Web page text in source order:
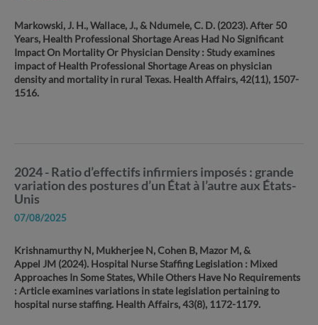
Markowski, J. H., Wallace, J., & Ndumele, C. D. (2023). After 50
Years, Health Professional Shortage Areas Had No Significant
Impact On Mortality Or Physician Density : Study examines
impact of Health Professional Shortage Areas on physician
density and mortality in rural Texas. Health Affairs, 42(11), 1507-
1516.
2024 - Ratio d’effectifs infirmiers imposés : grande
variation des postures d’un État à l’autre aux États-
Unis
07/08/2025
Krishnamurthy N, Mukherjee N, Cohen B, Mazor M, &
Appel JM (2024). Hospital Nurse Staffing Legislation : Mixed
Approaches In Some States, While Others Have No Requirements
: Article examines variations in state legislation pertaining to
hospital nurse staffing. Health Affairs, 43(8), 1172-1179.